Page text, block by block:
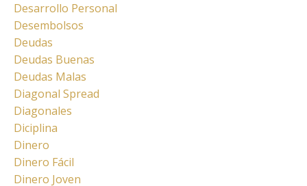
Desarrollo Personal
Desembolsos
Deudas
Deudas Buenas
Deudas Malas
Diagonal Spread
Diagonales
Diciplina
Dinero
Dinero Fácil
Dinero Joven